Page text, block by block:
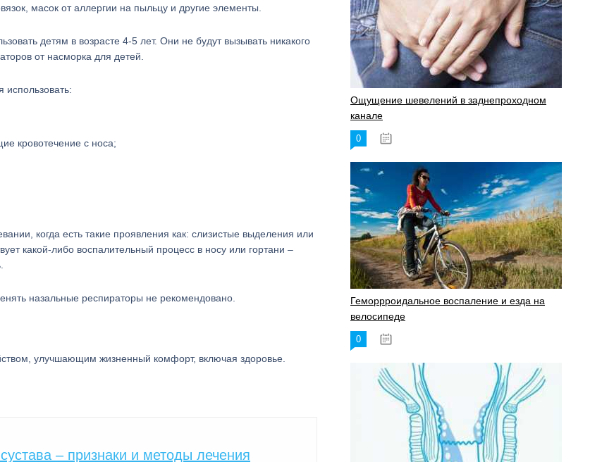
масок от аллергии на пыльцу и другие элементы.
детям в возрасте 4-5 лет. Они не будут вызывать никакого
от насморка для детей.
кровотечение с носа;
когда есть такие проявления как: слизистые выделения или
какой-либо воспалительный процесс в носу или гортани –
назальные респираторы не рекомендовано.
улучшающим жизненный комфорт, включая здоровье.
– признаки и методы лечения
Ощущение шевелений в заднепроходном
канале
0
Геморрроидальное воспаление и езда на
велосипеде
0